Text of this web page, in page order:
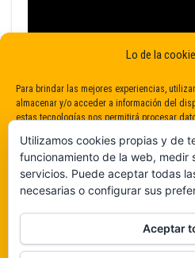
Lo de la
Para brindar las mejores experiencias,
almacenar y/o acceder a información del
estas tecnologías nos permitirá procesar
consentimiento puede afectar
funciones.
De ninguna
Utilizamos cookies propias y de
funcionamiento de la web, medir
servicios. Puede aceptar todas
necesarias o configurar sus
Aceptar